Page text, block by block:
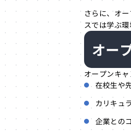
さらに、オ
スでは学ぶ
オー
オープンキ
在校生や
カリキュ
企業との